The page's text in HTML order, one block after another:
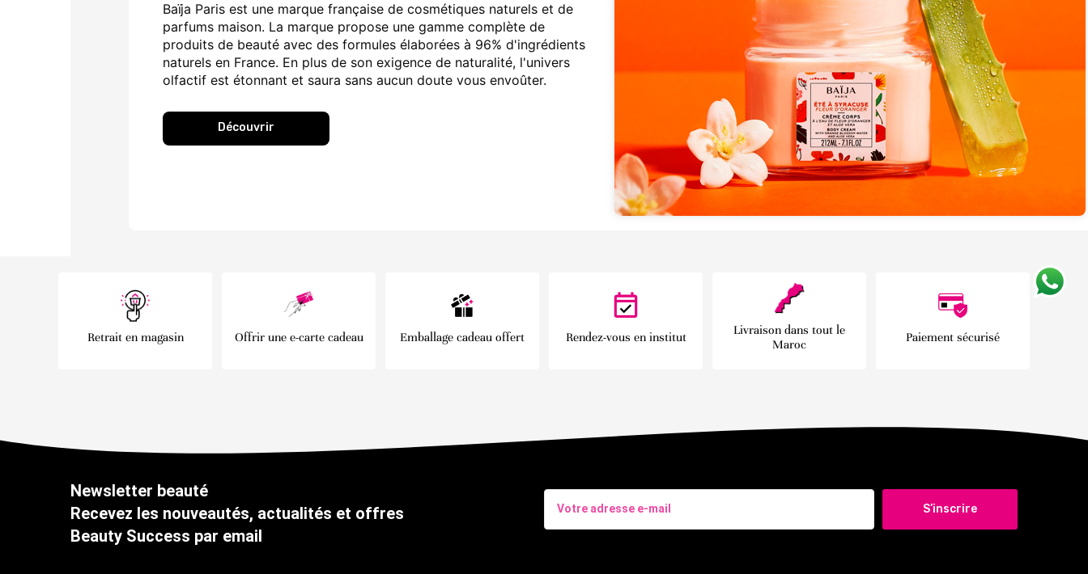
Baïja Paris est une marque française de cosmétiques naturels et de
parfums maison. La marque propose une gamme complète de
produits de beauté avec des formules élaborées à 96% d'ingrédients
naturels en France. En plus de son exigence de naturalité, l'univers
olfactif est étonnant et saura sans aucun doute vous envoûter.
Découvrir
Retrait en magasin Offrir une e-carte cadeau Emballage cadeau offert Rendez-vous en institut
Livraison dans tout le
Maroc
Paiement sécurisé
Newsletter beauté
Recevez les nouveautés, actualités et offres
Beauty Success par email
S’inscrire